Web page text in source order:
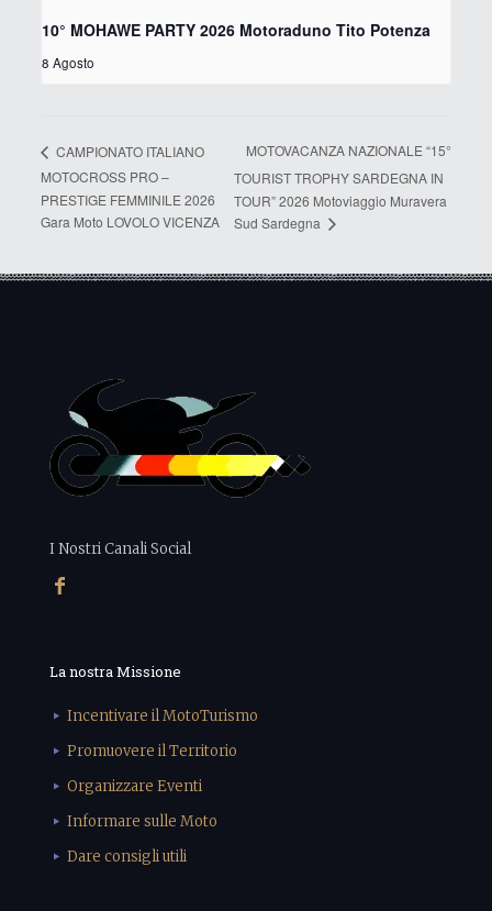
10° MOHAWE PARTY 2026 Motoraduno Tito Potenza
8 Agosto
CAMPIONATO ITALIANO
MOTOCROSS PRO –
PRESTIGE FEMMINILE 2026
Gara Moto LOVOLO VICENZA
MOTOVACANZA NAZIONALE “15°
TOURIST TROPHY SARDEGNA IN
TOUR” 2026 Motoviaggio Muravera
Sud Sardegna
I Nostri Canali Social
La nostra Missione
Incentivare il MotoTurismo
Promuovere il Territorio
Organizzare Eventi
Informare sulle Moto
Dare consigli utili